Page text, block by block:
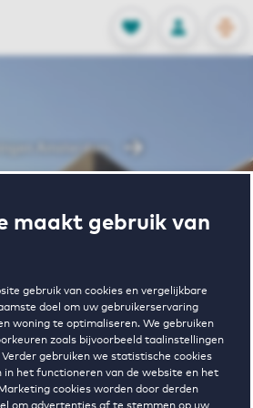
maakt gebruik van
gebruik van cookies en vergelijkbare
doel om uw gebruikerservaring
woning te optimaliseren. We gebruiken
zoals bijvoorbeeld taalinstellingen
gebruiken we statistische cookies
in het functioneren van de website en het
cookies worden door derden
FAVORIETEN
Opgeslagen
INLOGGEN
Amsterdam
in Jean